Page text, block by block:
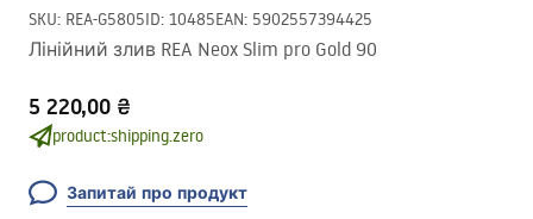
SKU: REA-G5805ID: 10485EAN: 5902557394425
Лінійний злив REA Neox Slim pro Gold 90
5 220,00 ₴
product:shipping.zero
Запитай про продукт